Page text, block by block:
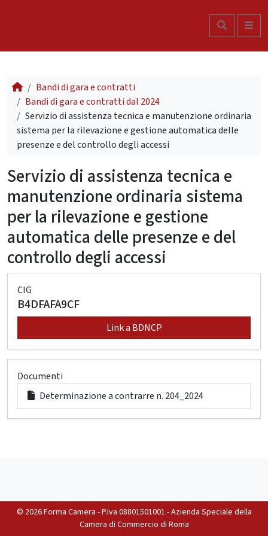
Search
Bandi di gara e contratti
Bandi di gara e contratti dal 2024
Servizio di assistenza tecnica e manutenzione ordinaria
sistema per la rilevazione e gestione automatica delle
presenze e del controllo degli accessi
Servizio di assistenza tecnica e
manutenzione ordinaria sistema
per la rilevazione e gestione
automatica delle presenze e del
controllo degli accessi
CIG
B4DFAFA9CF
Link a BDNCP
Documenti
Determinazione a contrarre n. 204_2024
© 2026 Forma Camera - P.Iva 08801501001 - Azienda Speciale della
Camera di Commercio di Roma